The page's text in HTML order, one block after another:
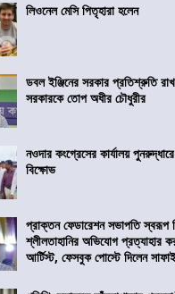
লিওনেল মেসি পিতৃহারা হলেন
ডবল ইঞ্জিনের সরকার প্রতিশ্রুতি
সরকারকে তোপ অধীর চৌধুরীর
নওদার কংগ্রেসের কার্যালয়
বিক্ষোভ
প্রাক্তন ফেডারেশন সভাপতি স্বরূপ
শ্লীলতাহানির অভিযোগ প্রত্যাহার
আর্টিস্ট, ফেসবুক পোস্টে দিলেন সাফাই